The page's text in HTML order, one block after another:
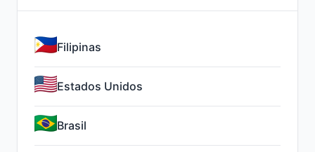
Filipinas
Estados Unidos
Brasil